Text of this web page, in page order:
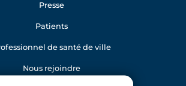
Presse
Patients
de santé de ville
Nous rejoindre